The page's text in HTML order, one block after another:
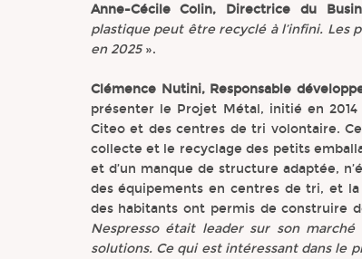
Anne-Cécile Colin, Directrice du
plastique peut être recyclé à l’infini. Les
en 2025».
Clémence Nutini, Responsable
présenter le Projet Métal, initié en 2014
Citeo et des centres de tri volontaire.
collecte et le recyclage des petits
et d’un manque de structure adaptée,
des équipements en centres de tri, et
des habitants ont permis de construire
Nespresso était leader sur son
solutions. Ce qui est intéressant dans le